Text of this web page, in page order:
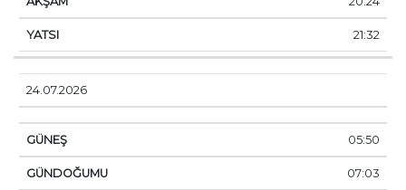
21:32
24.07.2026
05:50
07:03